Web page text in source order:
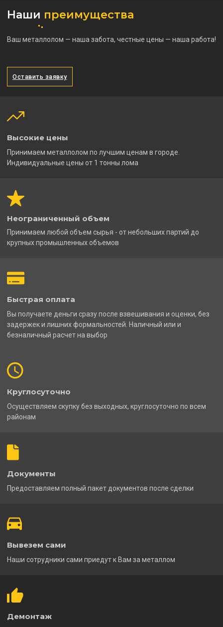
Наши преимущества
Ваш металлолом — наша забота, честные цены — наша работа!
Оставить заявку
Высокие цены
Принимаем металлолом по лучшим ценам в городе.
Индивидуальные цены от 1 тонны лома
Неограниченный объем
Принимаем любой объем сырья - от небольших партий до
крупных промышленных объемов
Быстрая оплата
Вы получаете деньги сразу после взвешивания и оценки, без
задержек и лишних формальностей. Наличный или и
безналичный расчет на выбор
Круглосуточно
Осуществляем скупку без выходных, круглосуточно по всем
районам
Документы
Предоставляем полный пакет документов после сделки
Вывезем сами
Наши сотрудники сами приедут к Вам за металлом
Демонтаж